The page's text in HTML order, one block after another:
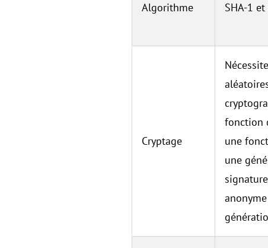
Algorithme SHA-1
Cryptage
fonction
une
une